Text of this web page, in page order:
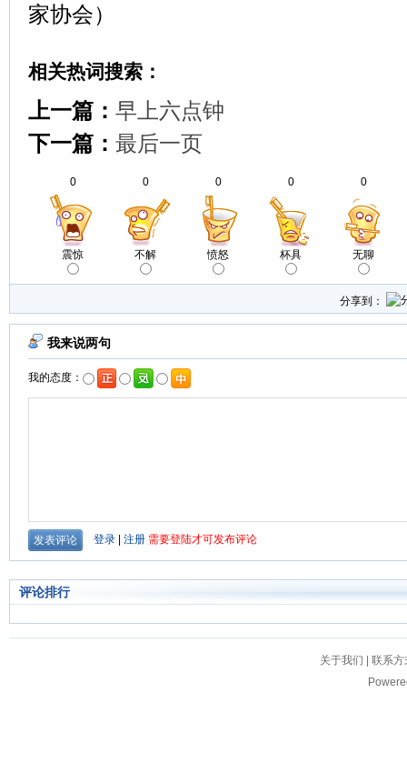
家协会）
相关热词搜索：
上一篇： 早上六点钟
下一篇： 最后一页
0
震惊
0
不解
0
愤怒
0
杯具
0
无聊
分享到：
评论排行
关于我们
联系方